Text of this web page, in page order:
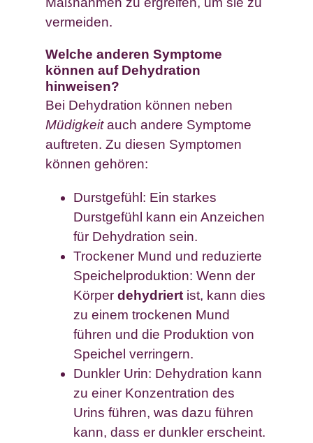
vermeiden.
Welche anderen Symptome
können auf Dehydration
hinweisen?
Bei Dehydration können neben
Müdigkeitauch andere Symptome
auftreten. Zu diesen Symptomen
können gehören:
Durstgefühl: Ein starkes
Durstgefühl kann ein Anzeichen
für Dehydration sein.
Trockener Mund und reduzierte
Speichelproduktion: Wenn der
Körper dehydriertist, kann dies
zu einem trockenen Mund
führen und die Produktion von
Speichel verringern.
Dunkler Urin: Dehydration kann
zu einer Konzentration des
Urins führen, was dazu führen
kann, dass er dunkler erscheint.